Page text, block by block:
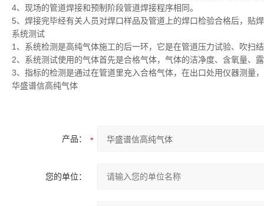
4、现场的管道焊接和预制阶段管道焊接程序相同。
5、焊接完毕经有关人员对焊口样品及管道上的焊口检验合格后，贴
系统测试
1 、系统检测是高纯气体施工的后一环，它是在管道压力试验、吹扫
2、系统测试使用的气体首先是合格气体，气体的洁净度、含氧量、
3、指标的检测是通过在管道里充入合格气体，在出口处用仪器测量，
华盛谱信高纯气体
产品：
您的单位：